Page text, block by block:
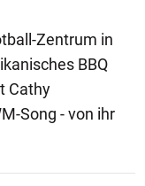
Zentrum in
BBQ
Cathy
Song - von ihr